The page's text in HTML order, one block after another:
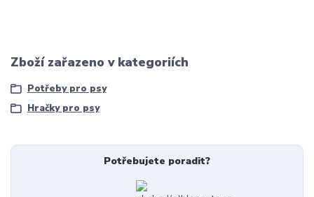
Zboží zařazeno v kategoriích
Potřeby pro psy
Hračky pro psy
Potřebujete poradit?